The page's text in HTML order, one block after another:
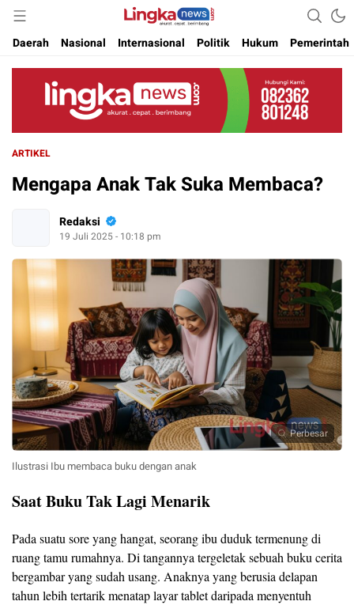
Lingkanews
Akurat. Cepat & Berimbang
Daerah
Nasional Internasional Politik Hukum Pemerintah
ARTIKEL
Mengapa Anak Tak Suka Membaca?
Redaksi
19 Juli 2025 - 10:18 pm
Perbesar
Ilustrasi Ibu membaca buku dengan anak
Saat Buku Tak Lagi Menarik
Pada suatu sore yang hangat, seorang ibu duduk termenung di
ruang tamu rumahnya. Di tangannya tergeletak sebuah buku cerita
bergambar yang sudah usang. Anaknya yang berusia delapan
tahun lebih tertarik menatap layar tablet daripada menyentuh